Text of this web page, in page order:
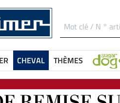
CHEVAL THÈMES